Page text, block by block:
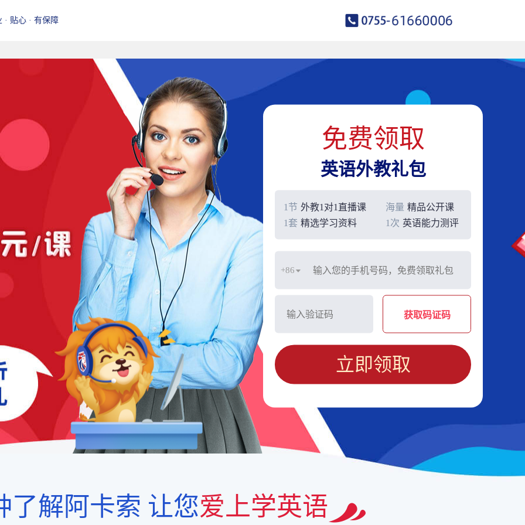
· 贴心 · 有保障
免费领取
英语外教礼包
1节 外教1对1直播课 海量 精品公开课
1套 精选学习资料 1次 英语能力测评
+86
获取码证码
立即领取
了解阿卡索 让您爱上学英语